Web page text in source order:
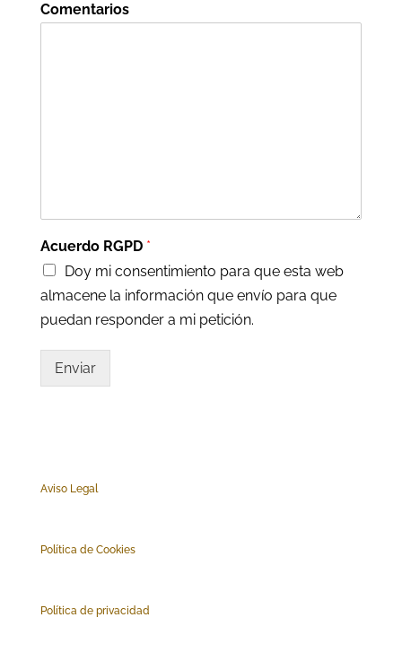
Comentarios
Acuerdo RGPD *
Doy mi consentimiento para que esta web
almacene la información que envío para que
puedan responder a mi petición.
Enviar
Aviso Legal
Política de Cookies
Política de privacidad